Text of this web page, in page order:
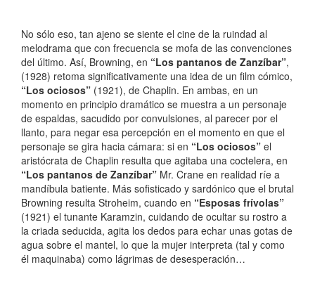
No sólo eso, tan ajeno se siente el cine de la ruindad al
melodrama que con frecuencia se mofa de las convenciones
del último. Así, Browning, en “Los pantanos de Zanzíbar”,
(1928) retoma significativamente una idea de un film cómico,
“Los ociosos” (1921), de Chaplin. En ambas, en un
momento en principio dramático se muestra a un personaje
de espaldas, sacudido por convulsiones, al parecer por el
llanto, para negar esa percepción en el momento en que el
personaje se gira hacia cámara: si en “Los ociosos” el
aristócrata de Chaplin resulta que agitaba una coctelera, en
“Los pantanos de Zanzíbar” Mr. Crane en realidad ríe a
mandíbula batiente. Más sofisticado y sardónico que el brutal
Browning resulta Stroheim, cuando en “Esposas frívolas”
(1921) el tunante Karamzin, cuidando de ocultar su rostro a
la criada seducida, agita los dedos para echar unas gotas de
agua sobre el mantel, lo que la mujer interpreta (tal y como
él maquinaba) como lágrimas de desesperación…